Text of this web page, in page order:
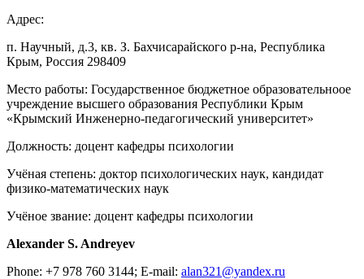
Адрес:
п. Научный, д.3, кв. З. Бахчисарайского р-на, Республика
Крым, Россия 298409
Место работы: Государственное бюджетное образовательноое
учреждение высшего образования Республики Крым
«Крымский Инженерно-педагогический университет»
Должность: доцент кафедры психологии
Учёная степень: доктор психологических наук, кандидат
физико-математических наук
Учёное звание: доцент кафедры психологии
Alexander S. Andreyev
Phone: +7 978 760 3144; E-mail: alan321@yandex.ru